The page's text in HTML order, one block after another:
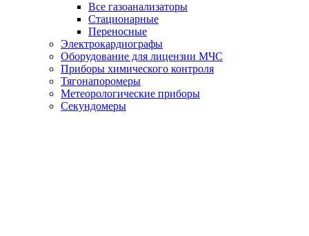
Все газоанализаторы
Cтационарные
Переносные
Электрокардиографы
Оборудование для лицензии МЧС
Приборы химического контроля
Тягонапоромеры
Метеорологические приборы
Секундомеры